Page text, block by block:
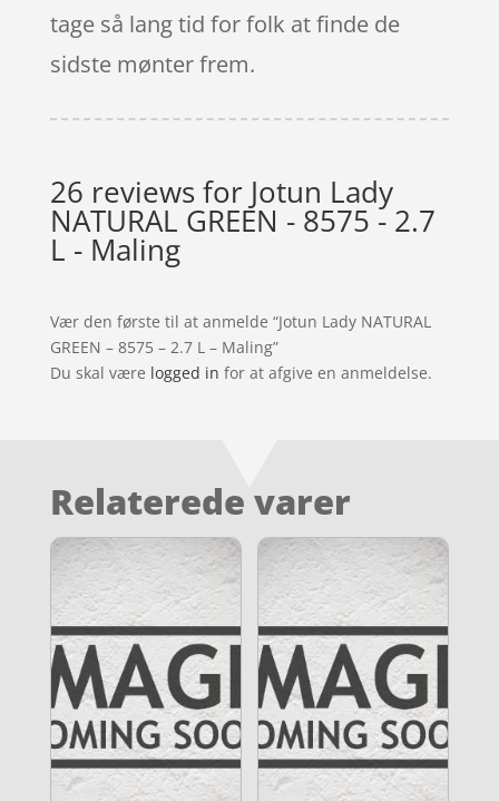
tage så lang tid for folk at finde de
sidste mønter frem.
26 reviews for Jotun Lady
NATURAL GREEN - 8575 - 2.7
L - Maling
Vær den første til at anmelde “Jotun Lady NATURAL
GREEN – 8575 – 2.7 L – Maling”
Du skal være logged in for at afgive en anmeldelse.
Relaterede varer